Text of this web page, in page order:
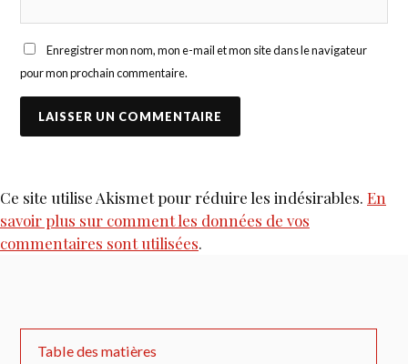
Enregistrer mon nom, mon e-mail et mon site dans le navigateur
pour mon prochain commentaire.
Ce site utilise Akismet pour réduire les indésirables. En
savoir plus sur comment les données de vos
commentaires sont utilisées.
Table des matières